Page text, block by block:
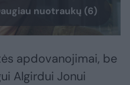
nuotraukų (6)
apdovanojimai, be
Algirdui Jonui